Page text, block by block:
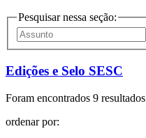
Pesquisar nessa seção:
Edições e Selo SESC
Foram encontrados 9 resultados
ordenar por: